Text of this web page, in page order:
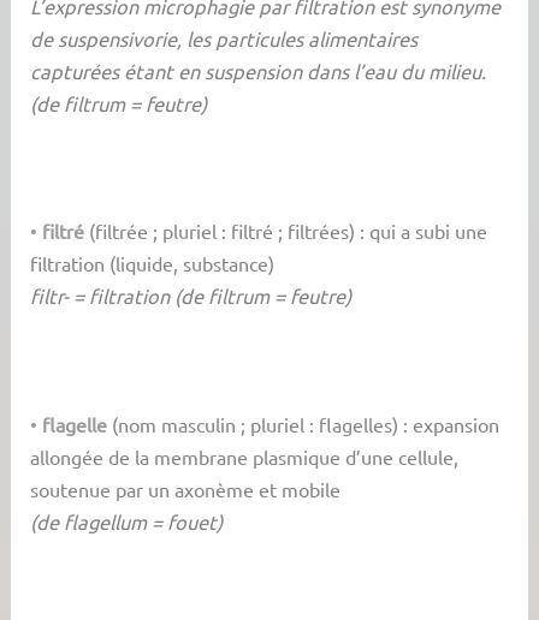
L’expression microphagie par filtration est synonyme
de suspensivorie, les particules alimentaires
capturées étant en suspension dans l’eau du milieu.
(de filtrum = feutre)
• filtré (filtrée ; pluriel : filtré ; filtrées) : qui a subi une
filtration (liquide, substance)
filtr- = filtration (de filtrum = feutre)
• flagelle (nom masculin ; pluriel : flagelles) : expansion
allongée de la membrane plasmique d’une cellule,
soutenue par un axonème et mobile
(de flagellum = fouet)